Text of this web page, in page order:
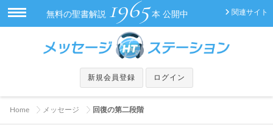
関連サイト
無料の聖書解説 1965 本 公開中
新規会員登録 ログイン
Home メッセージ 回復の第二段階